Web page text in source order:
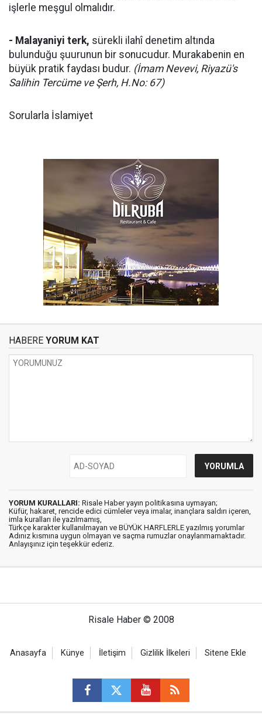
işlerle meşgul olmalıdır.
- Malayaniyi terk, sürekli ilahî denetim altında
bulunduğu şuurunun bir sonucudur. Murakabenin en
büyük pratik faydası budur. (İmam Nevevi, Riyazü's
Salihin Tercüme ve Şerh, H.No: 67)
Sorularla İslamiyet
HABERE YORUM KAT
YORUM KURALLARI: Risale Haber yayın politikasına uymayan;
Küfür, hakaret, rencide edici cümleler veya imalar, inançlara saldırı içeren,
imla kuralları ile yazılmamış,
Türkçe karakter kullanılmayan ve BÜYÜK HARFLERLE yazılmış yorumlar
Adınız kısmına uygun olmayan ve saçma rumuzlar onaylanmamaktadır.
Anlayışınız için teşekkür ederiz.
Risale Haber © 2008
Anasayfa Künye İletişim Gizlilik İlkeleri Sitene Ekle